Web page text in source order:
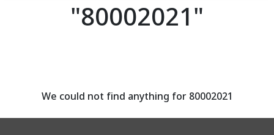
โปรโมชั่น
assignment ลงทะเบียน
"80002021"
We could not find anything for 80002021